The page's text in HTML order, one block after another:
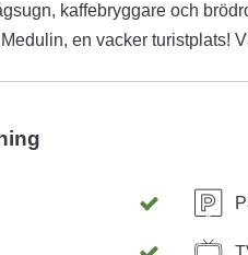
kaffebryggare och
en vacker turistplats!